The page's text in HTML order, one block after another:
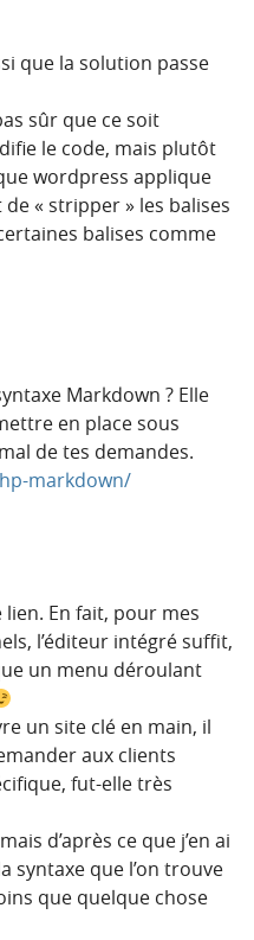
que la solution passe
sûr que ce soit
le code, mais plutôt
wordpress applique
« stripper » les balises
balises comme
Markdown ? Elle
en place sous
de tes demandes.
markdown/
En fait, pour mes
l’éditeur intégré suffit,
un menu déroulant
un site clé en main, il
aux clients
fut-elle très
d’après ce que j’en ai
syntaxe que l’on trouve
que quelque chose